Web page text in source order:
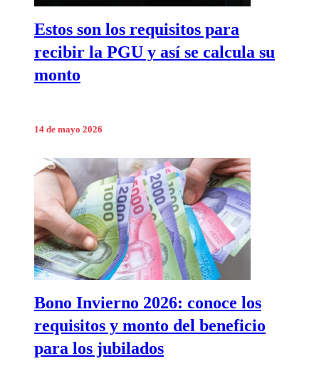
Estos son los requisitos para
recibir la PGU y así se calcula su
monto
14 de mayo 2026
Bono Invierno 2026: conoce los
requisitos y monto del beneficio
para los jubilados